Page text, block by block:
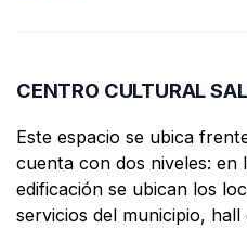
CENTRO CULTURAL
Este espacio se ubica
cuenta con dos niveles: en
edificación se ubican los
servicios del municipio,